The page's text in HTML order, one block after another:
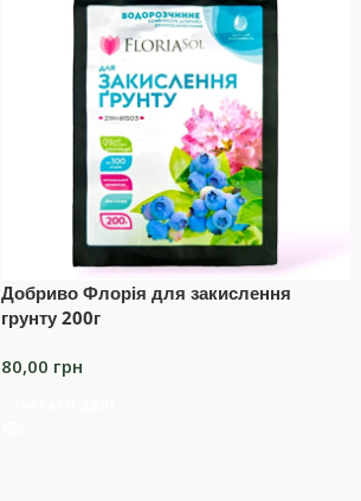
Добриво Флорія для закислення
грунту 200г
80,00 грн